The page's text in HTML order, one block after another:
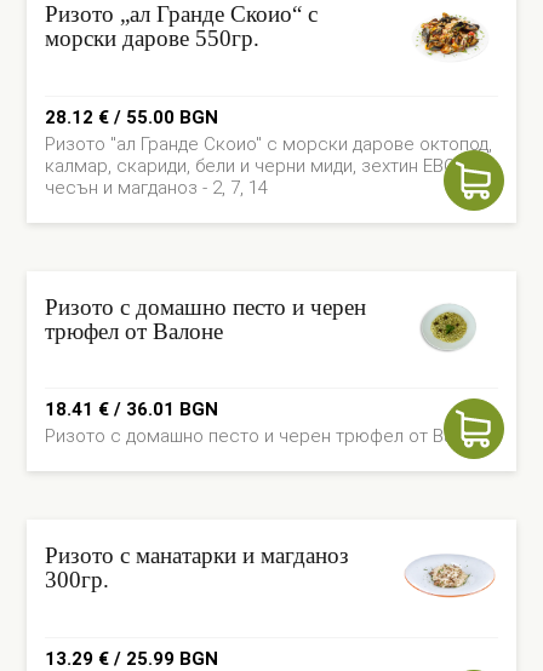
Ризото „ал Гранде Скоио“ с
морски дарове 550гр.
28.12 € / 55.00 BGN
Ризото "ал Гранде Скоио" с морски дарове октопод,
калмар, скариди, бели и черни миди, зехтин ЕВО,
чесън и магданоз - 2, 7, 14
Ризото с домашно песто и черен
трюфел от Валоне
18.41 € / 36.01 BGN
Ризото с домашно песто и черен трюфел от Валоне
Ризото с манатарки и магданоз
300гр.
13.29 € / 25.99 BGN